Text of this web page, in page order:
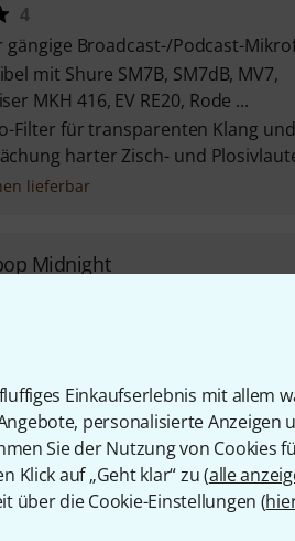
Einkaufserlebnis mit allem
personalisierte Anzeigen
Sie der Nutzung von Cookies
Klick auf „Geht klar“ zu (alle
über die Cookie-Einstellungen (
4
gängige Broadcast-/Podcast-
mit Shure SM7B, SM7dB, MV7,
MKH 416, EV RE20, Rode ...
Filter für transparenten Klang und
harter Zisch- und
lieferbar
Midnight
lieferbar
Bronze